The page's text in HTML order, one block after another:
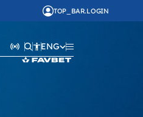
TOP_BAR.LOGIN
ENG